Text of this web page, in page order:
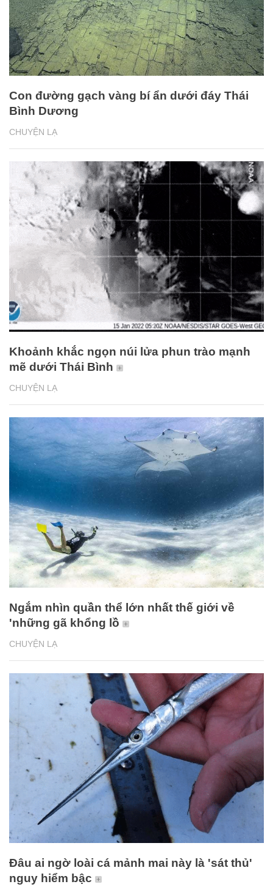
CHUYỆN LẠ
Con đường gạch vàng bí ẩn dưới đáy Thái
Bình Dương
CHUYỆN LẠ
Khoảnh khắc ngọn núi lửa phun trào mạnh
mẽ dưới Thái Bình
CHUYỆN LẠ
Ngắm nhìn quần thể lớn nhất thế giới về
'những gã khổng lồ
Đâu ai ngờ loài cá mảnh mai này là 'sát thủ'
nguy hiểm bậc